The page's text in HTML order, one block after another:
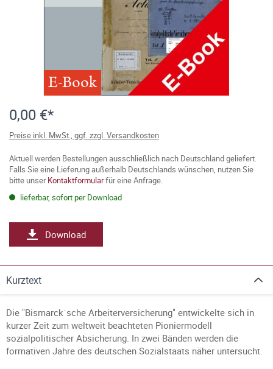
E-Book
0,00 €*
Preise inkl. MwSt., ggf. zzgl. Versandkosten
Aktuell werden Bestellungen ausschließlich nach Deutschland geliefert.
Falls Sie eine Lieferung außerhalb Deutschlands wünschen, nutzen Sie
bitte unserKontaktformularfür eine Anfrage.
lieferbar, sofort per Download
Download
Kurztext
Die "Bismarckˈsche Arbeiterversicherung" entwickelte sich in
kurzer Zeit zum weltweit beachteten Pioniermodell
sozialpolitischer Absicherung. In zwei Bänden werden die
formativen Jahre des deutschen Sozialstaats näher untersucht.